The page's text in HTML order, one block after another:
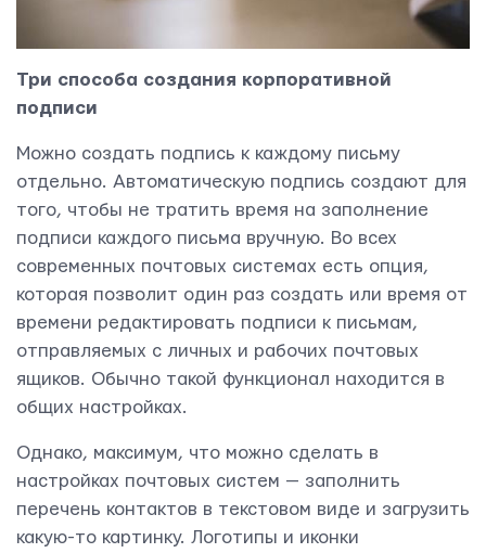
Три способа создания корпоративной
подписи
Можно создать подпись к каждому письму
отдельно. Автоматическую подпись создают для
того, чтобы не тратить время на заполнение
подписи каждого письма вручную. Во всех
современных почтовых системах есть опция,
которая позволит один раз создать или время от
времени редактировать подписи к письмам,
отправляемых с личных и рабочих почтовых
ящиков. Обычно такой функционал находится в
общих настройках.
Однако, максимум, что можно сделать в
настройках почтовых систем — заполнить
перечень контактов в текстовом виде и загрузить
какую-то картинку. Логотипы и иконки